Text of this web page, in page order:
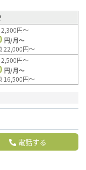
円～
円/月～
22,000円～
円～
円/月～
16,500円～
電話する